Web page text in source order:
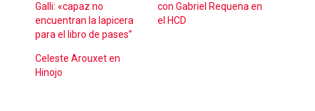
Galli: «capaz no
encuentran la lapicera
para el libro de pases”
con Gabriel Requena en
el HCD
Celeste Arouxet en
Hinojo